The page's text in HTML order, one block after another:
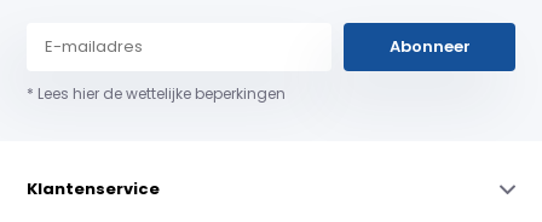
Abonneer
* Lees hier de wettelijke beperkingen
Klantenservice